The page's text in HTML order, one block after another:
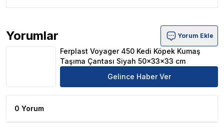
Yorumlar
Ferplast Voyager 450 Kedi Köpek Kumaş Taşıma
Yorum Ekle
Ferplast Voyager 450 Kedi Köpek Kumaş
Taşıma Çantası Siyah 50x33x33 cm
Gelince Haber Ver
0 Yorum